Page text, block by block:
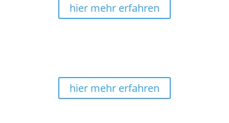
hier mehr erfahren
hier mehr erfahren